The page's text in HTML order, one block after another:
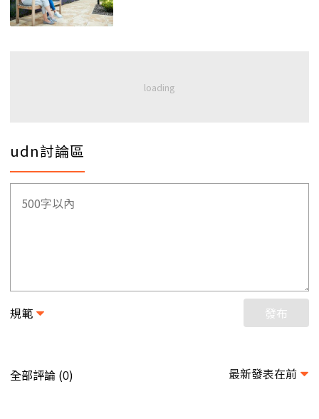
udn討論區
規範 發布
全部評論 (0) 最新發表在前